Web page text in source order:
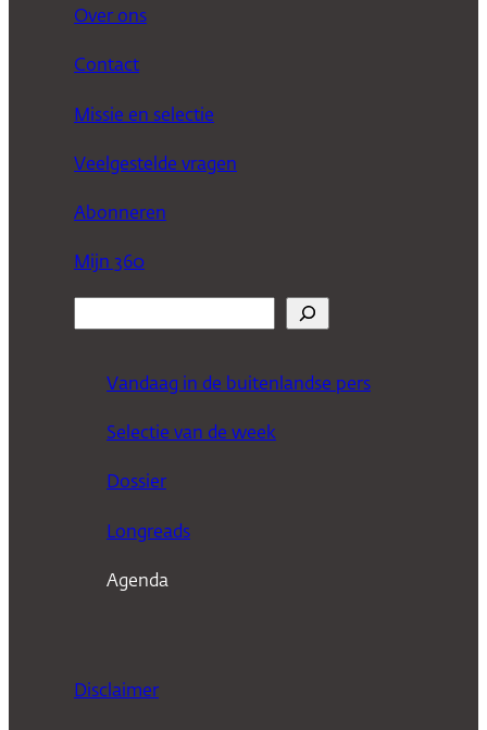
Over ons
Contact
Missie en selectie
Veelgestelde vragen
Abonneren
Mijn 360
Vandaag in de buitenlandse pers
Selectie van de week
Dossier
Longreads
Agenda
Disclaimer